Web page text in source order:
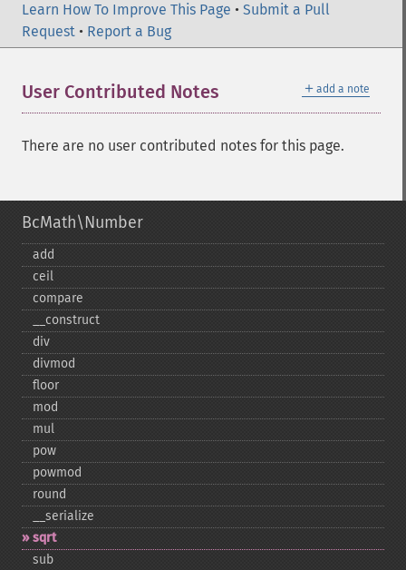
Learn How To Improve This Page • Submit a Pull
Request • Report a Bug
＋ add a note
User Contributed Notes
There are no user contributed notes for this page.
BcMath\Number
add
ceil
compare
_​_​construct
div
divmod
floor
mod
mul
pow
powmod
round
_​_​serialize
sqrt
sub